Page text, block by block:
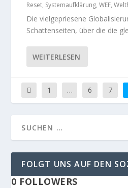
Reset, Systemaufklärung,WEF,
Die vielgepriesene
Schattenseiten, über die die
WEITERLESEN
1 … 6 7
FOLGT UNS AUF DEN
0 FOLLOWERS